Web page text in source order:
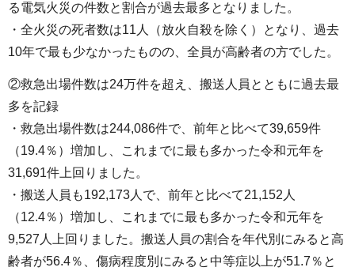
る電気火災の件数と割合が過去最多となりました。
・全火災の死者数は11人（放火自殺を除く）となり、過去
10年で最も少なかったものの、全員が高齢者の方でした。
②救急出場件数は24万件を超え、搬送人員とともに過去最
多を記録
・救急出場件数は244,086件で、前年と比べて39,659件
（19.4％）増加し、これまでに最も多かった令和元年を
31,691件上回りました。
・搬送人員も192,173人で、前年と比べて21,152人
（12.4％）増加し、これまでに最も多かった令和元年を
9,527人上回りました。搬送人員の割合を年代別にみると高
齢者が56.4％、傷病程度別にみると中等症以上が51.7％と